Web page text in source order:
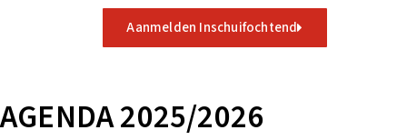
Aanmelden Inschuifochtend
AGENDA 2025/2026